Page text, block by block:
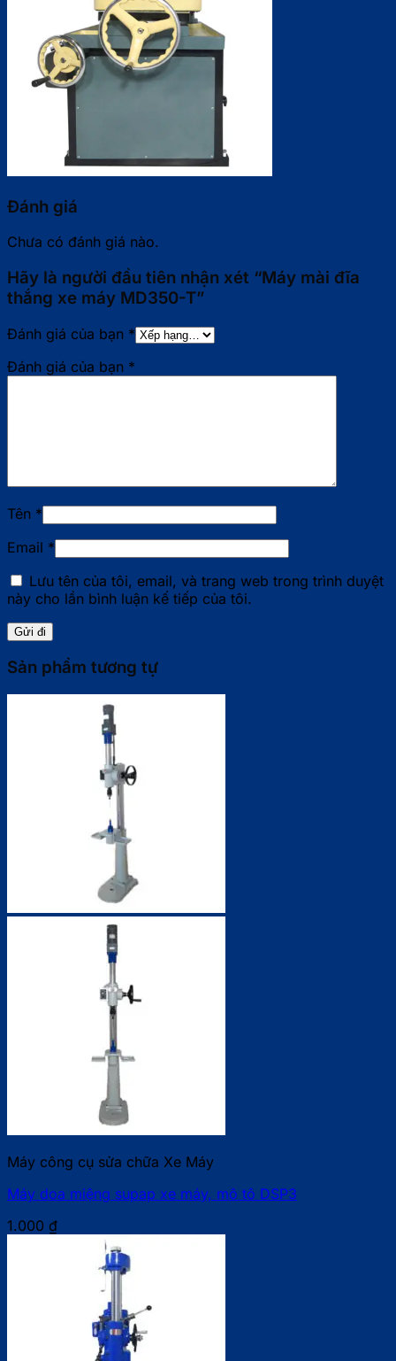
Đánh giá
Chưa có đánh giá nào.
Hãy là người đầu tiên nhận xét “Máy mài đĩa
thắng xe máy MD350-T”
Đánh giá của bạn *
Đánh giá của bạn *
Tên *
Email *
Lưu tên của tôi, email, và trang web trong trình duyệt
này cho lần bình luận kế tiếp của tôi.
Sản phẩm tương tự
Máy công cụ sửa chữa Xe Máy
Máy doa miệng supap xe máy, mô tô DSP3
1.000 ₫